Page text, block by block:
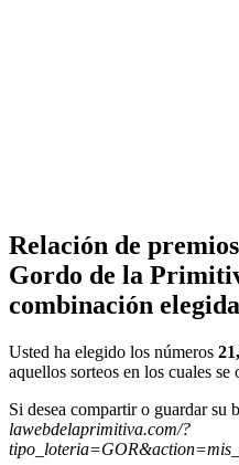
Relación de
Gordo de la
combinación
Usted ha elegido los números
aquellos sorteos en los cuales se
Si desea compartir o guardar su
lawebdelaprimitiva.com/?